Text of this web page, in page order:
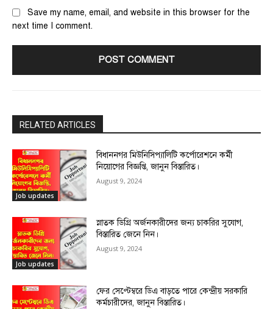
Save my name, email, and website in this browser for the
next time I comment.
RELATED ARTICLES
Job updates
বিধাননগর মিউনিসিপ্যালিটি কর্পোরেশনে কর্মী
নিয়োগের বিজ্ঞপ্তি, জানুন বিস্তারিত।
August 9, 2024
Job updates
স্নাতক ডিগ্রি অর্জনকারীদের জন্য চাকরির সুযোগ,
বিস্তারিত জেনে নিন।
August 9, 2024
ফের সেপ্টেম্বরে ডিএ বাড়তে পারে কেন্দ্রীয় সরকারি
কর্মচারীদের, জানুন বিস্তারিত।